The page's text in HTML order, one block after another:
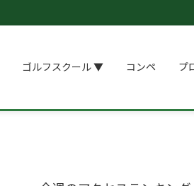
ゴルフスクール ▼ コンペ プ